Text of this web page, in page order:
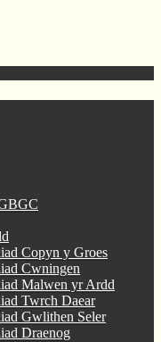
Copyn y Groes
Cwningen
Malwen yr Ardd
Twrch Daear
Gwlithen Seler
Draenog